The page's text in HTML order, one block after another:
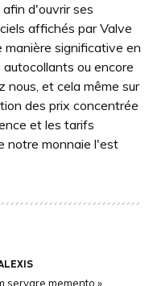
d'ouvrir ses
affichés par Valve
significative en
autocollants ou encore
nous, et cela même sur
des prix concentrée
et les tarifs
notre monnaie l'est
servare memento »